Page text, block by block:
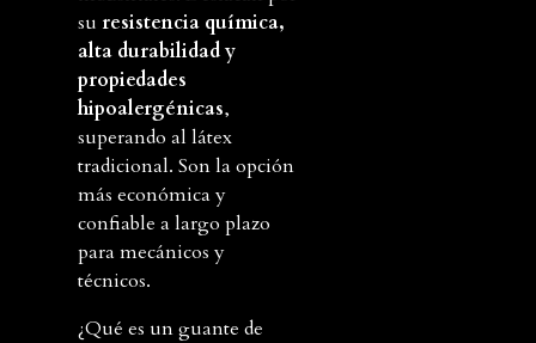
su resistencia química,
alta durabilidad y
propiedades
hipoalergénicas,
superando al látex
tradicional. Son la opción
más económica y
confiable a largo plazo
para mecánicos y
técnicos.
¿Qué es un guante de